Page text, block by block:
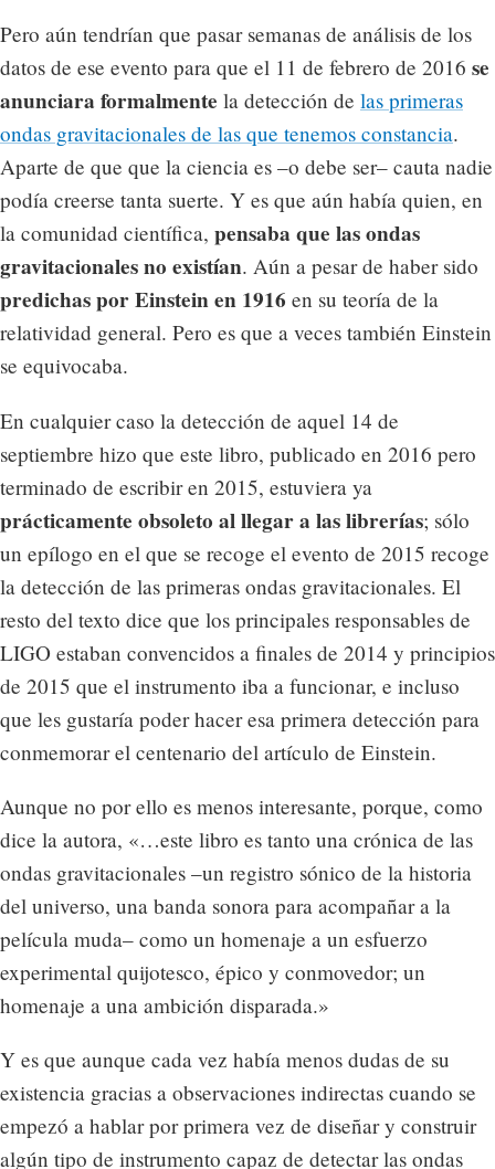
Pero aún tendrían que pasar semanas de análisis de los
datos de ese evento para que el 11 de febrero de 2016 se
anunciara formalmente la detección de las primeras
ondas gravitacionales de las que tenemos constancia.
Aparte de que que la ciencia es –o debe ser– cauta nadie
podía creerse tanta suerte. Y es que aún había quien, en
la comunidad científica, pensaba que las ondas
gravitacionales no existían. Aún a pesar de haber sido
predichas por Einstein en 1916 en su teoría de la
relatividad general. Pero es que a veces también Einstein
se equivocaba.
En cualquier caso la detección de aquel 14 de
septiembre hizo que este libro, publicado en 2016 pero
terminado de escribir en 2015, estuviera ya
prácticamente obsoleto al llegar a las librerías; sólo
un epílogo en el que se recoge el evento de 2015 recoge
la detección de las primeras ondas gravitacionales. El
resto del texto dice que los principales responsables de
LIGO estaban convencidos a finales de 2014 y principios
de 2015 que el instrumento iba a funcionar, e incluso
que les gustaría poder hacer esa primera detección para
conmemorar el centenario del artículo de Einstein.
Aunque no por ello es menos interesante, porque, como
dice la autora, «…este libro es tanto una crónica de las
ondas gravitacionales –un registro sónico de la historia
del universo, una banda sonora para acompañar a la
película muda– como un homenaje a un esfuerzo
experimental quijotesco, épico y conmovedor; un
homenaje a una ambición disparada.»
Y es que aunque cada vez había menos dudas de su
existencia gracias a observaciones indirectas cuando se
empezó a hablar por primera vez de diseñar y construir
algún tipo de instrumento capaz de detectar las ondas